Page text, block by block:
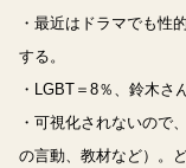
・最近はドラマでも性
する。
・LGBT＝8％、鈴木さ
・可視化されないので
の言動、教材など）。